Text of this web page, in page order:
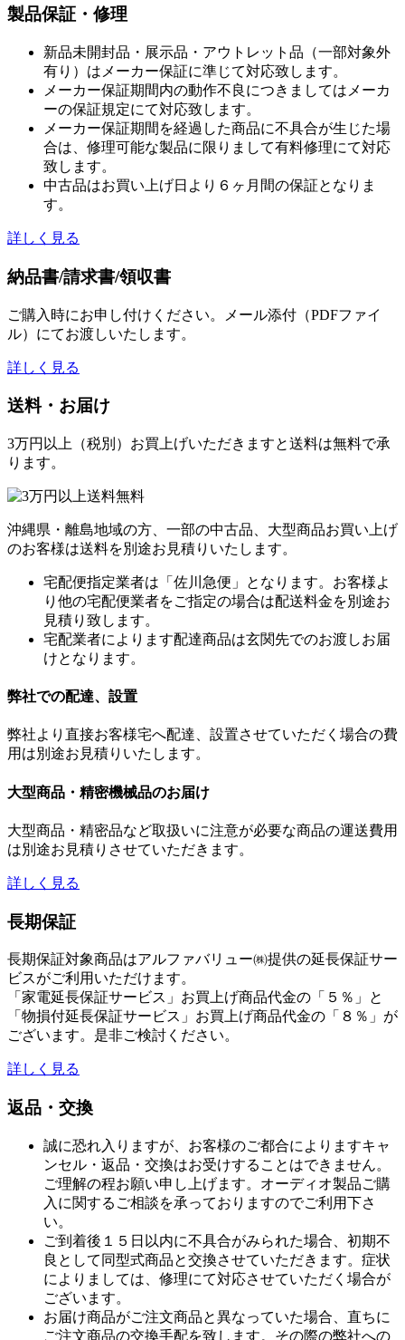
製品保証・修理
新品未開封品・展示品・アウトレット品（一部対象外
有り）はメーカー保証に準じて対応致します。
メーカー保証期間内の動作不良につきましてはメーカ
ーの保証規定にて対応致します。
メーカー保証期間を経過した商品に不具合が生じた場
合は、修理可能な製品に限りまして有料修理にて対応
致します。
中古品はお買い上げ日より６ヶ月間の保証となりま
す。
詳しく見る
納品書/請求書/領収書
ご購入時にお申し付けください。メール添付（PDFファイ
ル）にてお渡しいたします。
詳しく見る
送料・お届け
3万円以上（税別）お買上げいただきますと送料は無料で承
ります。
沖縄県・離島地域の方、一部の中古品、大型商品お買い上げ
のお客様は送料を別途お見積りいたします。
宅配便指定業者は「佐川急便」となります。お客様よ
り他の宅配便業者をご指定の場合は配送料金を別途お
見積り致します。
宅配業者によります配達商品は玄関先でのお渡しお届
けとなります。
弊社での配達、設置
弊社より直接お客様宅へ配達、設置させていただく場合の費
用は別途お見積りいたします。
大型商品・精密機械品のお届け
大型商品・精密品など取扱いに注意が必要な商品の運送費用
は別途お見積りさせていただきます。
詳しく見る
長期保証
長期保証対象商品はアルファバリュー㈱提供の延長保証サー
ビスがご利用いただけます。
「家電延長保証サービス」お買上げ商品代金の「５％」と
「物損付延長保証サービス」お買上げ商品代金の「８％」が
ございます。是非ご検討ください。
詳しく見る
返品・交換
誠に恐れ入りますが、お客様のご都合によりますキャ
ンセル・返品・交換はお受けすることはできません。
ご理解の程お願い申し上げます。オーディオ製品ご購
入に関するご相談を承っておりますのでご利用下さ
い。
ご到着後１５日以内に不具合がみられた場合、初期不
良として同型式商品と交換させていただきます。症状
によりましては、修理にて対応させていただく場合が
ございます。
お届け商品がご注文商品と異なっていた場合、直ちに
ご注文商品の交換手配を致します。その際の弊社への